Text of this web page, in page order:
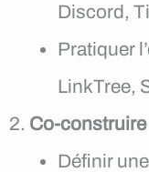
Discord,
Pratiquer
LinkTree,
Co-
Définir